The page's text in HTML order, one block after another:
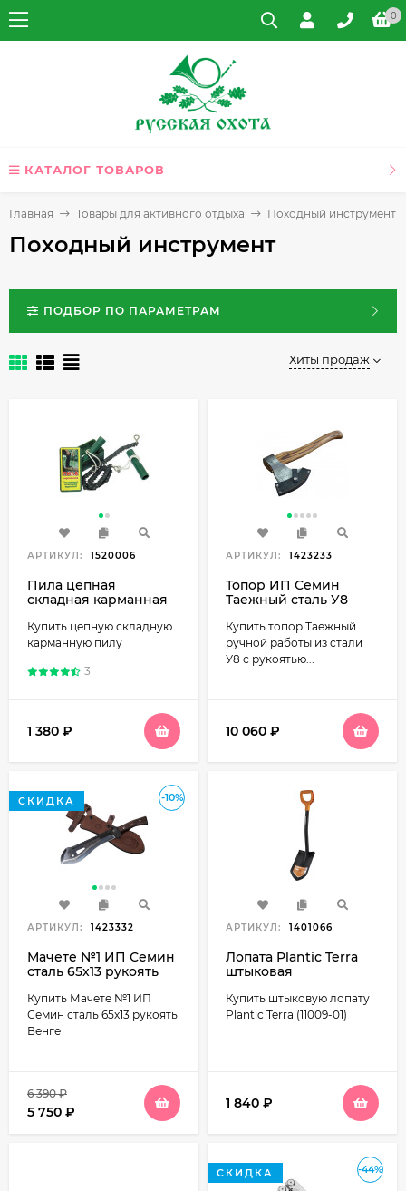
0
КАТАЛОГ ТОВАРОВ
Главная Товары для активного отдыха Походный инструмент
Походный инструмент
ПОДБОР ПО ПАРАМЕТРАМ
Хиты продаж
АРТИКУЛ: 1520006
Пила цепная
складная карманная
Купить цепную складную
карманную пилу
3
1 380 ₽
АРТИКУЛ: 1423233
Топор ИП Семин
Таежный сталь У8
Купить топор Таежный
ручной работы из стали
У8 с рукоятью...
10 060 ₽
-10%
СКИДКА
АРТИКУЛ: 1423332
Мачете №1 ИП Семин
сталь 65х13 рукоять
Купить Мачете №1 ИП
Семин сталь 65х13 рукоять
Венге
6 390₽
5 750 ₽
АРТИКУЛ: 1401066
Лопата Plantic Terra
штыковая
Купить штыковую лопату
Plantic Terra (11009-01)
1 840 ₽
-44%
СКИДКА